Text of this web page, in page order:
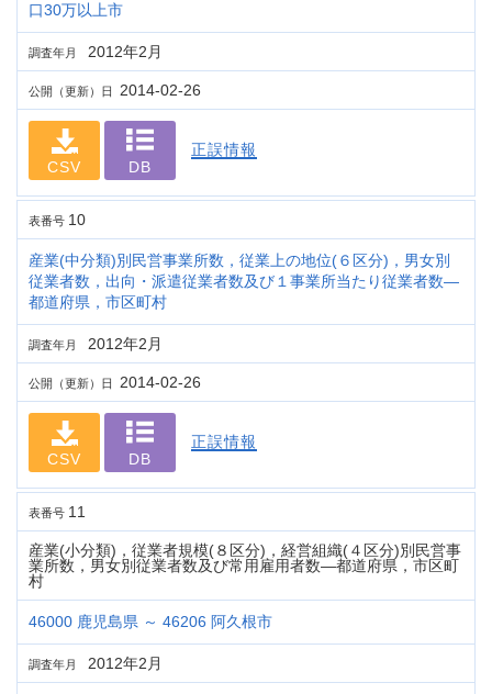
口30万以上市
調査年月 2012年2月
公開（更新）日 2014-02-26
CSV DB
正誤情報
表番号 10
産業(中分類)別民営事業所数，従業上の地位(６区分)，男女別
従業者数，出向・派遣従業者数及び１事業所当たり従業者数―
都道府県，市区町村
調査年月 2012年2月
公開（更新）日 2014-02-26
CSV DB
正誤情報
表番号 11
産業(小分類)，従業者規模(８区分)，経営組織(４区分)別民営事
業所数，男女別従業者数及び常用雇用者数―都道府県，市区町
村
46000 鹿児島県 ～ 46206 阿久根市
調査年月 2012年2月